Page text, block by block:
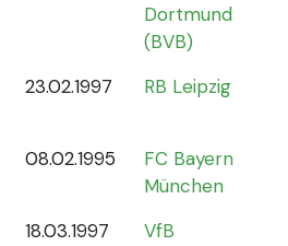
Dortmund
(BVB)
23.02.1997 RB Leipzig
08.02.1995
FC Bayern
München
18.03.1997
VfB